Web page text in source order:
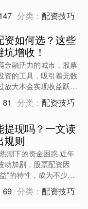
盘配资的....
分类：配资技巧
资如何选？这些
增收！
金融活力的城市，股票
资的工具，吸引着无数
放大本金实现收益跃
场鱼龙混杂，高杠杆
遇并存。如何....
81 分类：配资技巧
提现吗？一文读
规则
潮下的资金困惑 近年
动加剧，股票配资因
"的特性，成为不少投
然而，在享受高收益
许多用....
69 分类：配资技巧